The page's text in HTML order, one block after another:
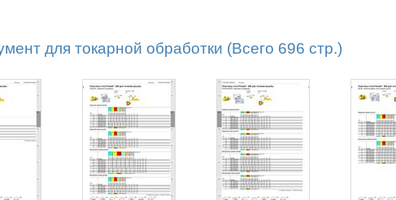
для токарной обработки (Всего 696 стр.)